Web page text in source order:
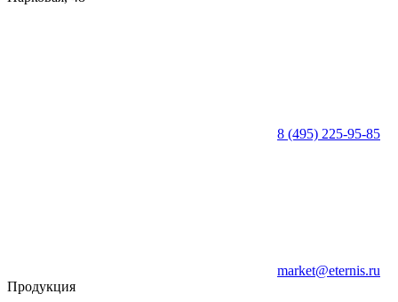
8 (495) 225-95-85
market@eternis.ru
Продукция